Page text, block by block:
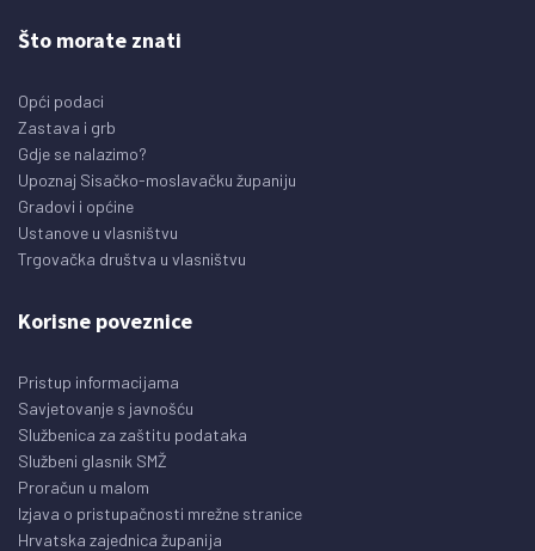
Što morate znati
Opći podaci
Zastava i grb
Gdje se nalazimo?
Upoznaj Sisačko-moslavačku županiju
Gradovi i općine
Ustanove u vlasništvu
Trgovačka društva u vlasništvu
Korisne poveznice
Pristup informacijama
Savjetovanje s javnošću
Službenica za zaštitu podataka
Službeni glasnik SMŽ
Proračun u malom
Izjava o pristupačnosti mrežne stranice
Hrvatska zajednica županija